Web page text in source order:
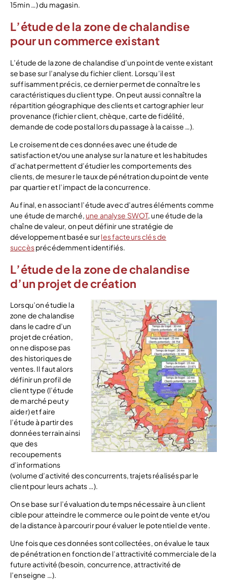
15min …) du magasin.
L’étude de la zone de chalandise
pour un commerce existant
L’étude de la zone de chalandise d’un point de vente existant
se base sur l’analyse du fichier client. Lorsqu’il est
suffisamment précis, ce dernier permet de connaître les
caractéristiques du client type. On peut aussi connaître la
répartition géographique des clients et cartographier leur
provenance (fichier client, chèque, carte de fidélité,
demande de code postal lors du passage à la caisse …).
Le croisement de ces données avec une étude de
satisfaction et/ou une analyse sur la nature et les habitudes
d’achat permettent d’étudier les comportements des
clients, de mesurer le taux de pénétration du point de vente
par quartier et l’impact de la concurrence.
Au final, en associant l’étude avec d’autres éléments comme
une étude de marché, une analyse SWOT, une étude de la
chaîne de valeur, on peut définir une stratégie de
développement basée surles facteurs clés de
succèsprécédemment identifiés.
L’étude de la zone de chalandise
d’un projet de création
Lorsqu’on étudie la
zone de chalandise
dans le cadre d’un
projet de création,
on ne dispose pas
des historiques de
ventes. Il faut alors
définir un profil de
client type (l’étude
de marché peut y
aider) et faire
l’étude à partir des
données terrain ainsi
que des
recoupements
d’informations
(volume d’activité des concurrents, trajets réalisés par le
client pour leurs achats …).
On se base sur l’évaluation du temps nécessaire à un client
cible pour atteindre le commerce ou le point de vente et/ou
de la distance à parcourir pour évaluer le potentiel de vente.
Une fois que ces données sont collectées, on évalue le taux
de pénétration en fonction de l’attractivité commerciale de la
future activité (besoin, concurrence, attractivité de
l’enseigne …).